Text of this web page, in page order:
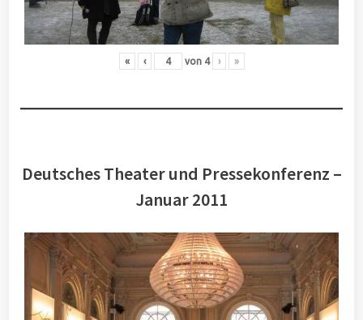
« ‹ von 4 › »
Deutsches Theater und Pressekonferenz –
Januar 2011